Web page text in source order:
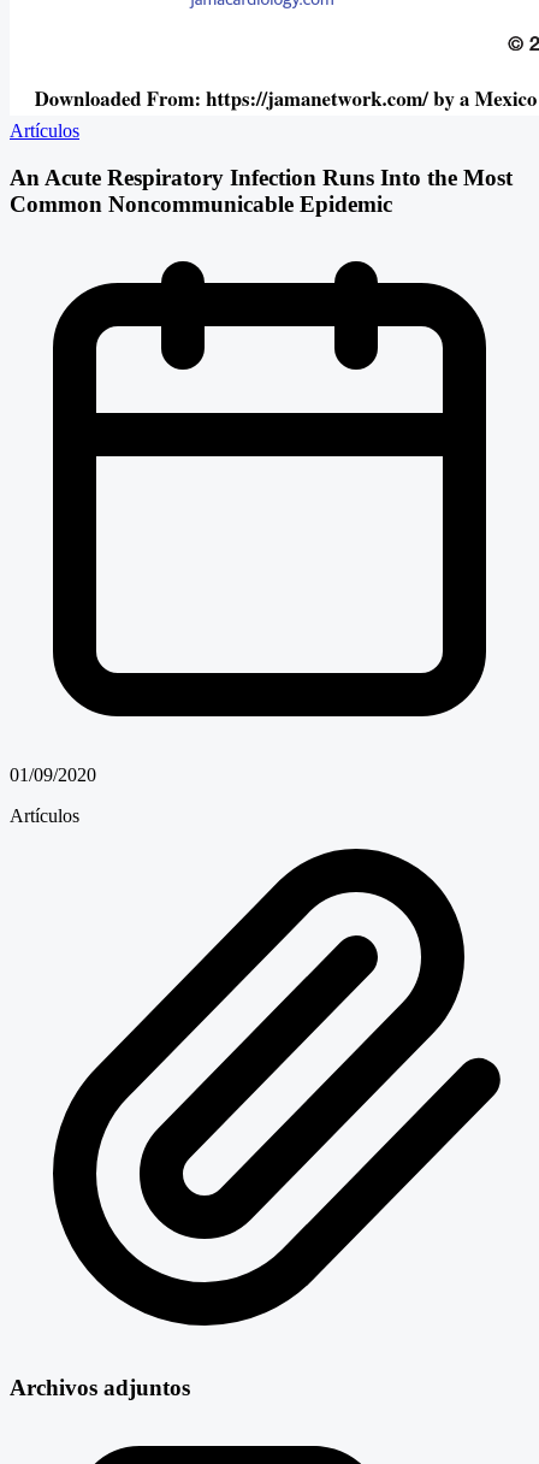
Artículos
An Acute Respiratory Infection Runs Into the Most
Common Noncommunicable Epidemic
01/09/2020
Artículos
Archivos adjuntos